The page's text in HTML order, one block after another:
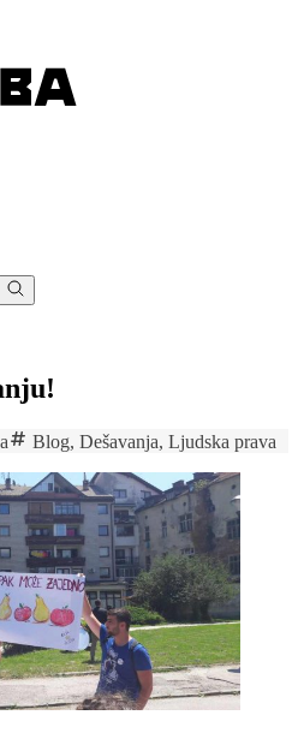
Blog, Dešavanja, Ljudska prava